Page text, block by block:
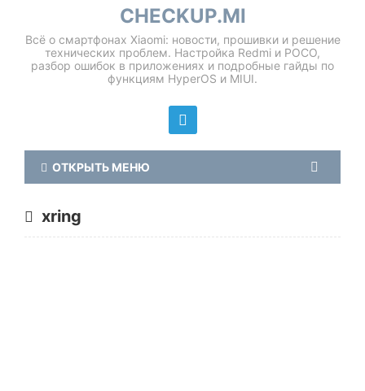
CHECKUP.MI
Всё о смартфонах Xiaomi: новости, прошивки и решение
технических проблем. Настройка Redmi и POCO,
разбор ошибок в приложениях и подробные гайды по
функциям HyperOS и MIUI.
ОТКРЫТЬ МЕНЮ
xring